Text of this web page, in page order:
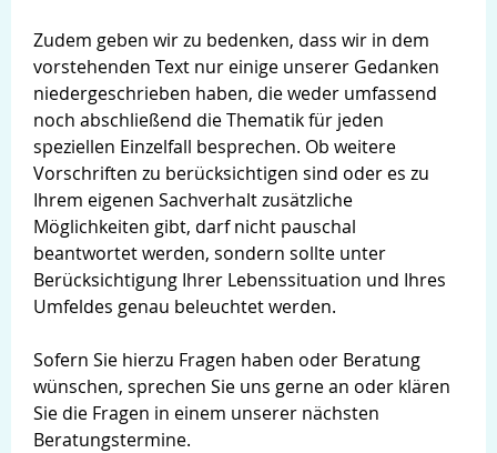
Zudem geben wir zu bedenken, dass wir in dem
vorstehenden Text nur einige unserer Gedanken
niedergeschrieben haben, die weder umfassend
noch abschließend die Thematik für jeden
speziellen Einzelfall besprechen. Ob weitere
Vorschriften zu berücksichtigen sind oder es zu
Ihrem eigenen Sachverhalt zusätzliche
Möglichkeiten gibt, darf nicht pauschal
beantwortet werden, sondern sollte unter
Berücksichtigung Ihrer Lebenssituation und Ihres
Umfeldes genau beleuchtet werden.
Sofern Sie hierzu Fragen haben oder Beratung
wünschen, sprechen Sie uns gerne an oder klären
Sie die Fragen in einem unserer nächsten
Beratungstermine.